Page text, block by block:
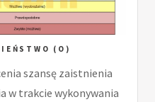
(O)
szansę zaistnienia
w trakcie wykonywania